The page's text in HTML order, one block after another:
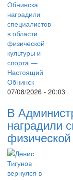
07/08/2026 - 20:03
В
наградили